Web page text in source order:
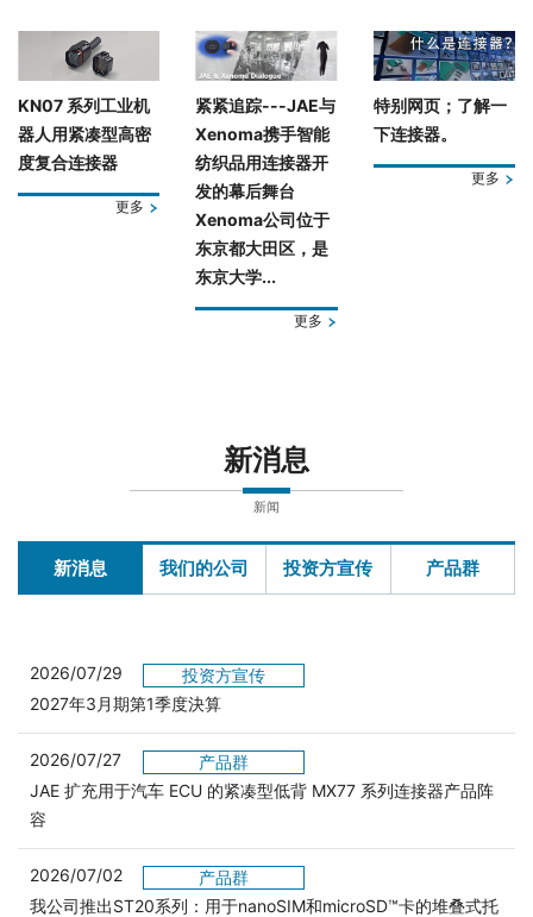
KN07 系列工业机
器人用紧凑型高密
度复合连接器
更多
紧紧追踪---JAE与
Xenoma携手智能
纺织品用连接器开
发的幕后舞台
Xenoma公司位于
东京都大田区，是
东京大学...
更多
特别网页；了解一
下连接器。
更多
新消息
新闻
新消息 我们的公司 投资方宣传 产品群
2026/07/29
投资方宣传
2027年3月期第1季度決算
2026/07/27
产品群
JAE 扩充用于汽车 ECU 的紧凑型低背 MX77 系列连接器产品阵
容
2026/07/02
产品群
我公司推出ST20系列：用于nanoSIM和microSD™卡的堆叠式托